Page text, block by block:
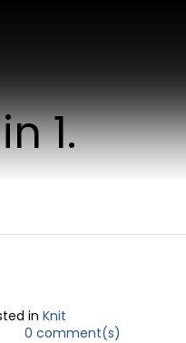
1.
in Knit
0 comment(s)